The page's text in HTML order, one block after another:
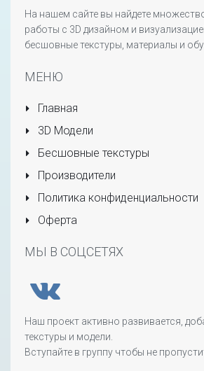
На нашем сайте вы найдете
работы с 3D дизайном и
бесшовные текстуры, материалы и
МЕНЮ
Главная
3D Модели
Бесшовные текстуры
Производители
Политика конфиденциальности
Оферта
МЫ В СОЦСЕТЯХ
Наш проект активно развивается,
текстуры и модели.
Вступайте в группу чтобы не